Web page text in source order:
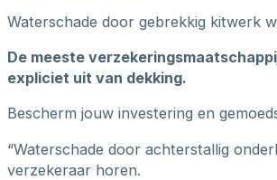
Waterschade door gebrekkig kitwerk
De meeste
expliciet uit van dekking.
Bescherm jouw investering en
“Waterschade door achterstallig
verzekeraar horen.